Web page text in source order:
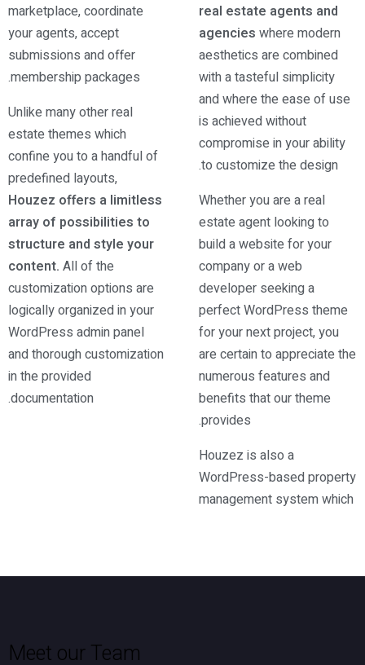
real estate agents and
agencies where modern
aesthetics are combined
with a tasteful simplicity
and where the ease of use
is achieved without
compromise in your ability
to customize the design.
Whether you are a real
estate agent looking to
build a website for your
company or a web
developer seeking a
perfect WordPress theme
for your next project, you
are certain to appreciate the
numerous features and
benefits that our theme
provides.
Houzez is also a
WordPress-based property
management system which
marketplace, coordinate
your agents, accept
submissions and offer
membership packages.
Unlike many other real
estate themes which
confine you to a handful of
predefined layouts,
Houzez offers a limitless
array of possibilities to
structure and style your
content. All of the
customization options are
logically organized in your
WordPress admin panel
and thorough customization
in the provided
documentation.
Meet our Team